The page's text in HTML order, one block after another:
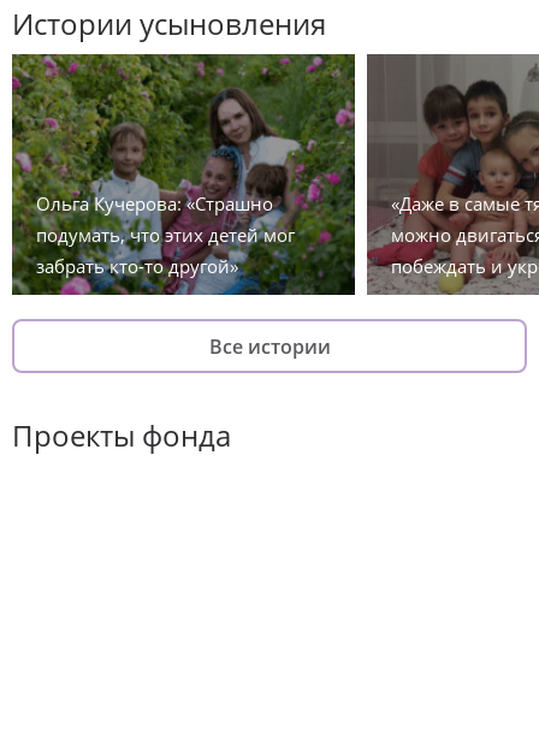
Истории усыновления
Ольга Кучерова: «Страшно
подумать, что этих детей мог
забрать кто-то другой»
«Даже в самые
можно
побеждать и
Все истории
Проекты фонда